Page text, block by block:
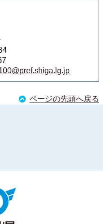
ページの先頭へ戻る